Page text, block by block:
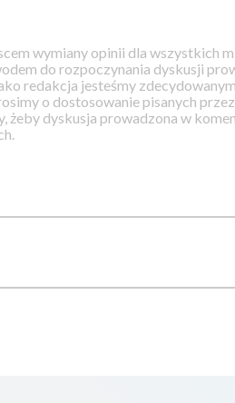
wymiany opinii dla wszystkich
do rozpoczynania dyskusji
redakcja jesteśmy
o dostosowanie pisanych
żeby dyskusja prowadzona w